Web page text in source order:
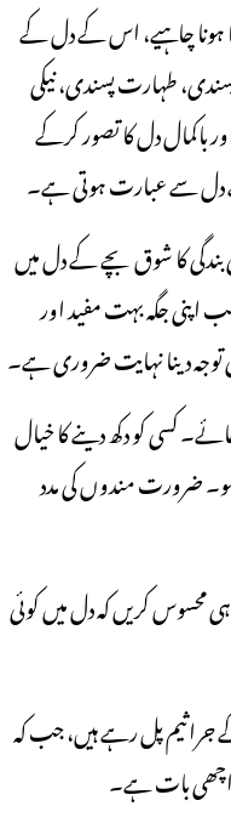
ہونا چاہیے، اس کے دل کے
طہارت پسندی، نیکی
دل کا تصور کرکے
دل سے عبارت ہوتی ہے۔
بندگی کا شوق بچے کے دل میں
اپنی جگہ بہت مفید اور
دینا نہایت ضروری ہے۔
کسی کو دکھ دینے کا خیال
ضرورت مندوں کی مدد
محسوس کریں کہ دل میں کوئی
جراثیم پل رہے ہیں، جب کہ
اچھی بات ہے۔